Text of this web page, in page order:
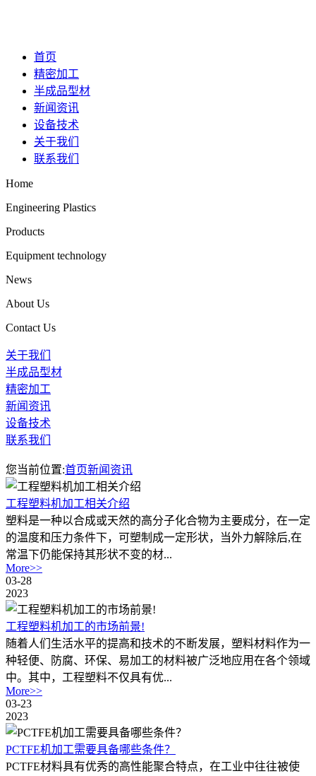
首页
精密加工
半成品型材
新闻资讯
设备技术
关于我们
联系我们
Home
Engineering Plastics
Products
Equipment technology
News
About Us
Contact Us
关于我们
半成品型材
精密加工
新闻资讯
设备技术
联系我们
您当前位置:首页新闻资讯
工程塑料机加工相关介绍
塑料是一种以合成或天然的高分子化合物为主要成分，在一定
的温度和压力条件下，可塑制成一定形状，当外力解除后,在
常温下仍能保持其形状不变的材...
More>>
03-28
2023
工程塑料机加工的市场前景!
随着人们生活水平的提高和技术的不断发展，塑料材料作为一
种轻便、防腐、环保、易加工的材料被广泛地应用在各个领域
中。其中，工程塑料不仅具有优...
More>>
03-23
2023
PCTFE机加工需要具备哪些条件？
PCTFE材料具有优秀的高性能聚合特点，在工业中往往被使